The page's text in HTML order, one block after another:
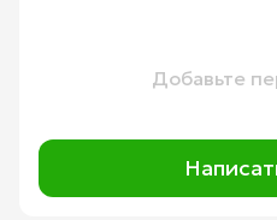
Добавьте